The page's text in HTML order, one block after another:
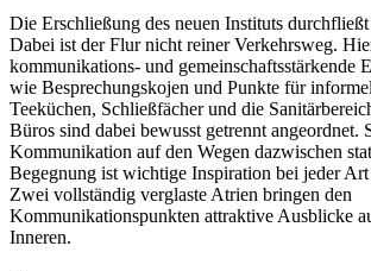
Die Erschließung des neuen Instituts
Dabei ist der Flur nicht reiner Verkehrsweg.
kommunikations- und gemeinschaftsstärkende
wie Besprechungskojen und Punkte für
Teeküchen, Schließfächer und die
Büros sind dabei bewusst getrennt angeordnet.
Kommunikation auf den Wegen dazwischen
Begegnung ist wichtige Inspiration bei jeder
Zwei vollständig verglaste Atrien bringen den
Kommunikationspunkten attraktive Ausblicke
Inneren.